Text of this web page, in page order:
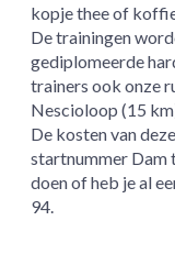
kopje thee of
De trainingen
gediplomeerde
trainers ook onze
Nescioloop (15
De kosten van
startnummer Dam
doen of heb je al
94.